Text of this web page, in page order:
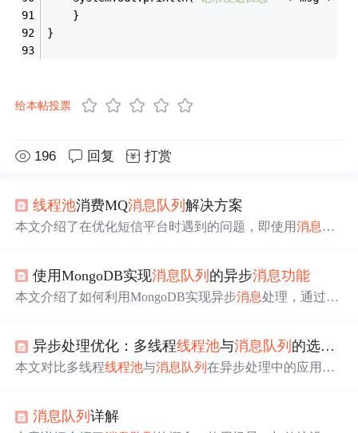
    }
}
给本帖投票
196 回复 打赏
线程池消费MQ消息 队列解决方案
本文介绍了在优化短信平台时遇到的问题，即使用消息 队
定义线程池实现。尝试通过重写ThreadPoolExecutor的befor
eExecute和afterExecute方法进行阻塞，但发现beforeExecute
线程池安全地消费MQ消息。
使用MongoDB实现消息 队列 的异步消息功能
本文介绍了如何利用MongoDB实现异步消息处理，通过线
现，以及DAO方法，展示了如何处理注册邮件和短信的异
步任务，最后进行了测试验证。
异步处理优化：多线程线程池与消息 队列 的选择与应用
本文对比多线程线程池与消息 队列在异步处理中的应用，
等关键因素，指导开发者根据实际需求选择合适方案，提
消息 队列详解